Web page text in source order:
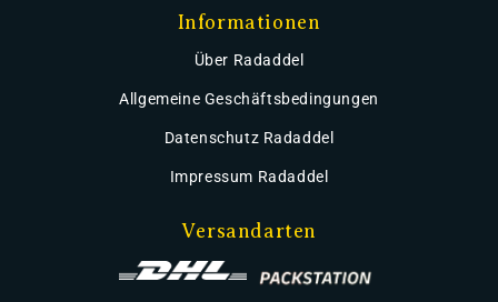
Informationen
Über Radaddel
Allgemeine Geschäftsbedingungen
Datenschutz Radaddel
Impressum Radaddel
Versandarten